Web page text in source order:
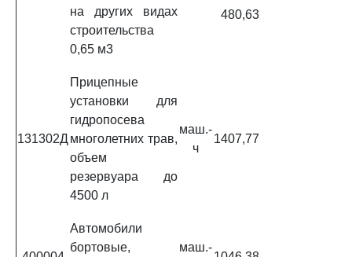
на других видах
строительства
0,65 м3
480,63
131302Д
Прицепные
установки для
гидропосева
многолетних трав,
объем
резервуара до
4500 л
маш.-
ч
1407,77
Автомобили
бортовые,
маш.-